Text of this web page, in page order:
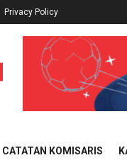
Privacy Policy
CATATAN KOMISARIS